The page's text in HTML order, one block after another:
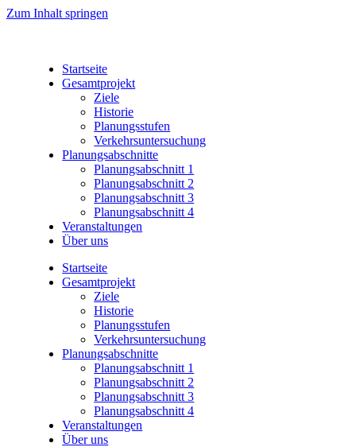
Zum Inhalt springen
Startseite
Gesamtprojekt
Ziele
Historie
Planungsstufen
Verkehrsuntersuchung
Planungsabschnitte
Planungsabschnitt 1
Planungsabschnitt 2
Planungsabschnitt 3
Planungsabschnitt 4
Veranstaltungen
Über uns
Startseite
Gesamtprojekt
Ziele
Historie
Planungsstufen
Verkehrsuntersuchung
Planungsabschnitte
Planungsabschnitt 1
Planungsabschnitt 2
Planungsabschnitt 3
Planungsabschnitt 4
Veranstaltungen
Über uns